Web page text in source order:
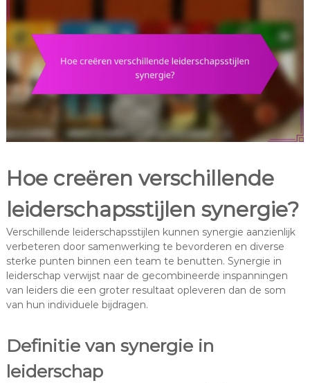
Hoe creëren verschillende
leiderschapsstijlen synergie?
Verschillende leiderschapsstijlen kunnen synergie aanzienlijk
verbeteren door samenwerking te bevorderen en diverse
sterke punten binnen een team te benutten. Synergie in
leiderschap verwijst naar de gecombineerde inspanningen
van leiders die een groter resultaat opleveren dan de som
van hun individuele bijdragen.
Definitie van synergie in
leiderschap